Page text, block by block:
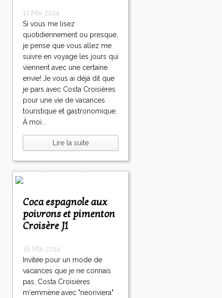
17 Mai 2014
Si vous me lisez
quotidiennement ou presque,
je pense que vous allez me
suivre en voyage les jours qui
viennent avec une certaine
envie! Je vous ai déjà dit que
je pars avec Costa Croisières
pour une vie de vacances
touristique et gastronomique.
À moi...
Lire la suite
Coca espagnole aux
poivrons et pimenton
Croisère J1
16 Mai 2014
Invitée pour un mode de
vacances que je ne connais
pas, Costa Croisières
m'emmène avec "neoriviera"